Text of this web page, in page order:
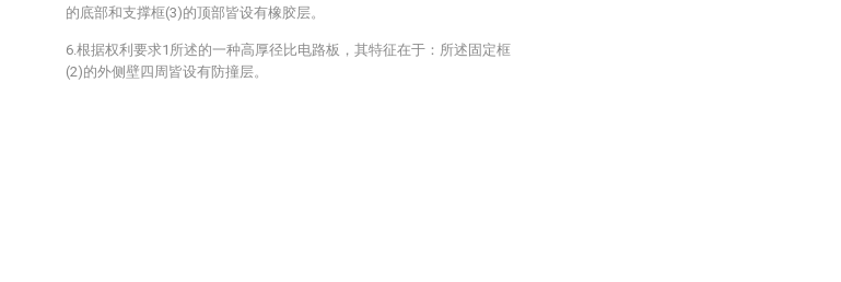
的底部和支撑框(3)的顶部皆设有橡胶层。
6.根据权利要求1所述的一种高厚径比电路板，其特征在于：所述固定框
(2)的外侧壁四周皆设有防撞层。